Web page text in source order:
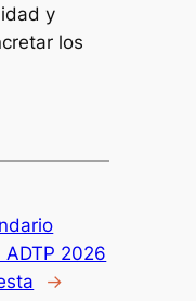
y
los
ADTP 2026
→